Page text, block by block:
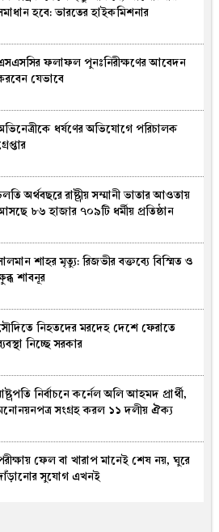
হবে: ভারতের হাইকমিশনার
ফলাফল পুনঃনিরীক্ষণের আবেদন
যেভাবে
ধর্ষণের অভিযোগে পরিচালক
অর্থবছরে রাষ্ট্রীয় সম্মানী ভাতার আওতায়
৮৬ হাজার ৭০৯টি ধর্মীয় প্রতিষ্ঠান
শাহর মৃত্যু: রিজভীর বক্তব্যে বিস্মিত ও
শাবনূর
নিহতদের মরদেহ দেশে ফেরাতে
নিচ্ছে সরকার
নির্বাচনে কর্নেল অলি আহমদ প্রার্থী,
সংগ্রহ করল ১১ দলীয় ঐক্য
ফেল বা খারাপ মানেই শেষ নয়, ঘুরে
সুযোগ এখনই